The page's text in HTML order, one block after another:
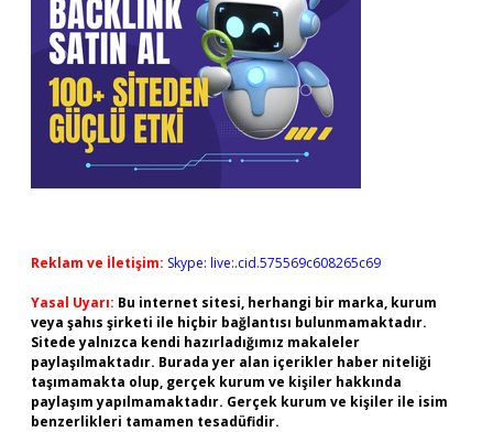
Reklam ve İletişim: Skype: live:.cid.575569c608265c69
Yasal Uyarı: Bu internet sitesi, herhangi bir marka, kurum
veya şahıs şirketi ile hiçbir bağlantısı bulunmamaktadır.
Sitede yalnızca kendi hazırladığımız makaleler
paylaşılmaktadır. Burada yer alan içerikler haber niteliği
taşımamakta olup, gerçek kurum ve kişiler hakkında
paylaşım yapılmamaktadır. Gerçek kurum ve kişiler ile isim
benzerlikleri tamamen tesadüfidir.